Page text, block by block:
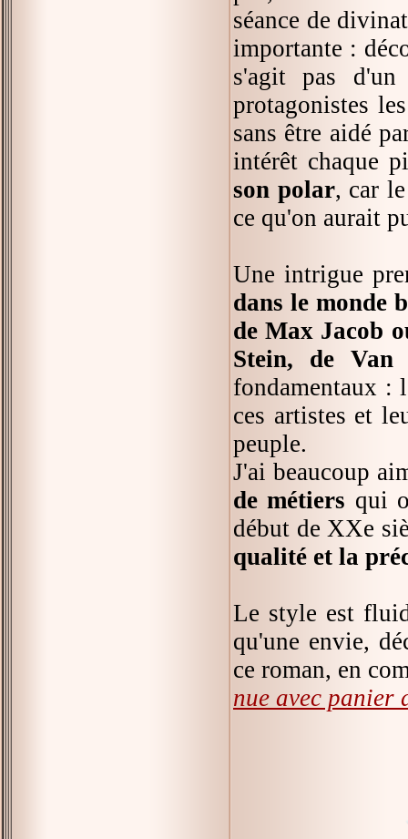
séance de
importante :
s'agit pas d'un
protagonistes
sans être aidé
intérêt chaque
son polar, car
ce qu'on aurait
Une intrigue
dans le monde
de Max Jacob
Stein, de Van
fondamentaux :
ces artistes et
peuple.
J'ai beaucoup
de métiers qui
début de XXe
qualité et la
Le style est
qu'une envie,
ce roman, en
nue avec panier